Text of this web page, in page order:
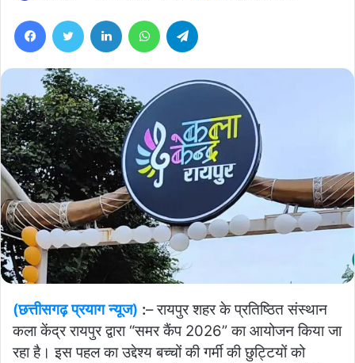
(छत्तीसगढ़ प्रयाग न्यूज) :– रायपुर शहर के प्रतिष्ठित संस्थान
कला केंद्र रायपुर द्वारा “समर कैंप 2026” का आयोजन किया जा
रहा है। इस पहल का उद्देश्य बच्चों की गर्मी की छुट्टियों को